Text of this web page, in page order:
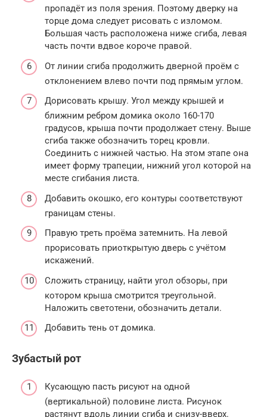
пропадёт из поля зрения. Поэтому дверку на
торце дома следует рисовать с изломом.
Большая часть расположена ниже сгиба, левая
часть почти вдвое короче правой.
От линии сгиба продолжить дверной проём с
отклонением влево почти под прямым углом.
Дорисовать крышу. Угол между крышей и
ближним ребром домика около 160-170
градусов, крыша почти продолжает стену. Выше
сгиба также обозначить торец кровли.
Соединить с нижней частью. На этом этапе она
имеет форму трапеции, нижний угол которой на
месте сгибания листа.
Добавить окошко, его контуры соответствуют
границам стены.
Правую треть проёма затемнить. На левой
прорисовать приоткрытую дверь с учётом
искажений.
Сложить страницу, найти угол обзоры, при
котором крыша смотрится треугольной.
Наложить светотени, обозначить детали.
Добавить тень от домика.
Зубастый рот
Кусающую пасть рисуют на одной
(вертикальной) половине листа. Рисунок
растянут вдоль линии сгиба и снизу-вверх.